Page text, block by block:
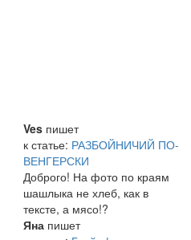
Ves пишет
к статье: РАЗБОЙНИЧИЙ ПО-
ВЕНГЕРСКИ
Доброго! На фото по краям
шашлыка не хлеб, как в
тексте, а мясо!?
Яна пишет